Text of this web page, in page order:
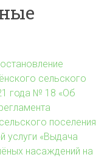
сельского
года № 18 «Об
поселения
услуги «Выдача
насаждений на